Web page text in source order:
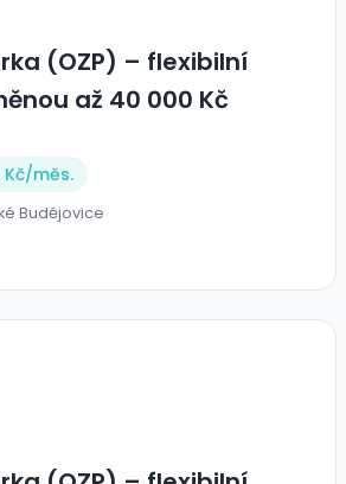
(OZP) – flexibilní
až 40 000 Kč
Kč/měs.
Budějovice